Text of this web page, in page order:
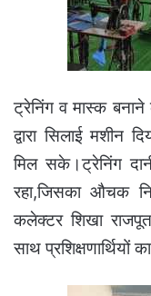
ट्रेनिंग व मास्क बनाने
द्वारा सिलाई मशीन
मिल सके।ट्रेनिंग
रहा,जिसका औचक
कलेक्टर शिखा
साथ प्रशिक्षणार्थियों